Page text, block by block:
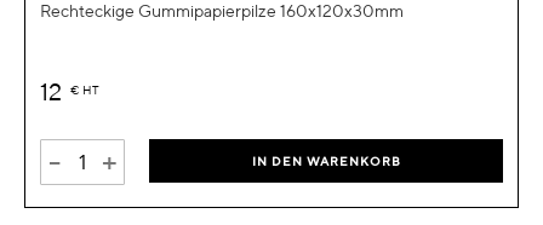
Rechteckige Gummipapierpilze 160x120x30mm
12 € HT
- + IN DEN WARENKORB